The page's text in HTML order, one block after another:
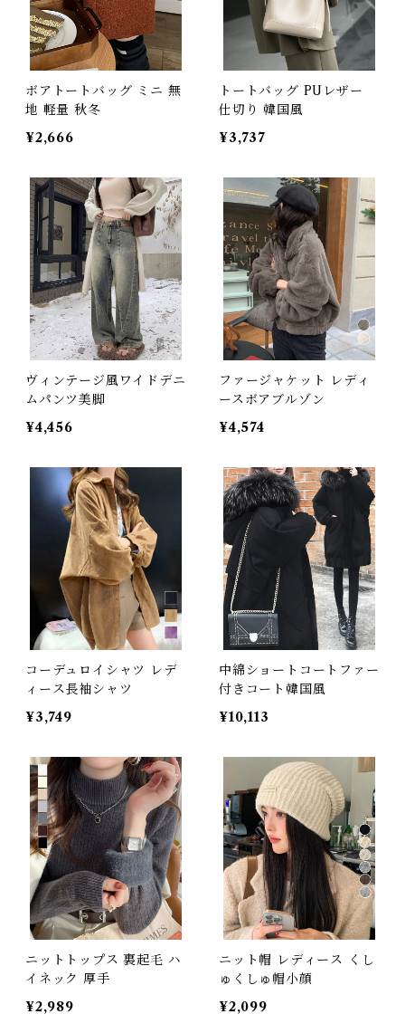
ボアトートバッグ ミニ 無
地 軽量 秋冬
¥2,666
トートバッグ PUレザー
仕切り 韓国風
¥3,737
ヴィンテージ風ワイドデニ
ムパンツ美脚
¥4,456
ファージャケット レディ
ースボアブルゾン
¥4,574
コーデュロイシャツ レデ
ィース長袖シャツ
¥3,749
中綿ショートコートファー
付きコート韓国風
¥10,113
ニットトップス 裏起毛 ハ
イネック 厚手
¥2,989
ニット帽 レディース くし
ゅくしゅ帽小顔
¥2,099